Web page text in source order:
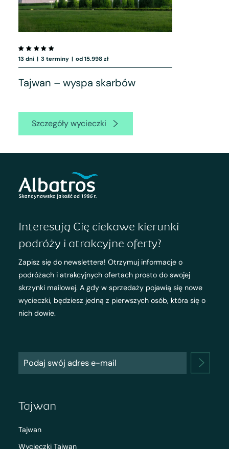
13 dni | 3 terminy | od 15.998 zł
Tajwan – wyspa skarbów
Szczegóły wycieczki
Interesują Cię ciekawe kierunki
podróży i atrakcyjne oferty?
Zapisz się do newslettera! Otrzymuj informacje o
podróżach i atrakcyjnych ofertach prosto do swojej
skrzynki mailowej. A gdy w sprzedaży pojawią się nowe
wycieczki, będziesz jedną z pierwszych osób, która się o
nich dowie.
Tajwan
Tajwan
Wycieczki Tajwan